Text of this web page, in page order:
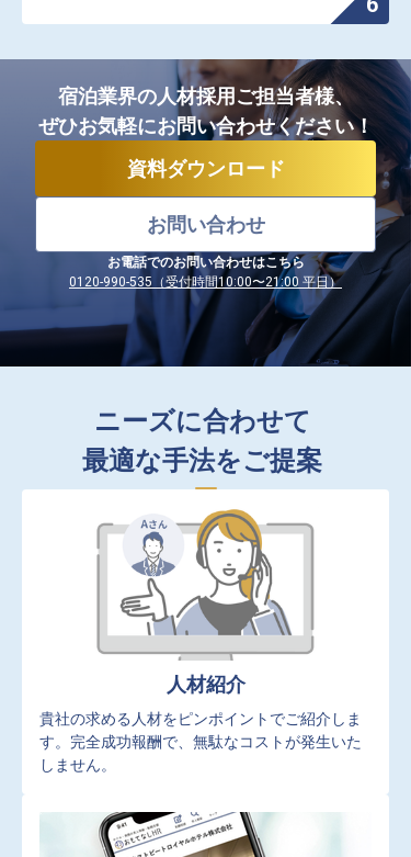
宿泊業界の人材採用ご担当者様、
ぜひお気軽にお問い合わせください！
お問い合わせ
資料ダウンロード
お電話でのお問い合わせはこちら
0120-990-535（受付時間10:00〜21:00 平日）
ニーズに合わせて
最適な手法をご提案
人材紹介
貴社の求める人材をピンポイントでご紹介しま
す。完全成功報酬で、無駄なコストが発生いた
しません。